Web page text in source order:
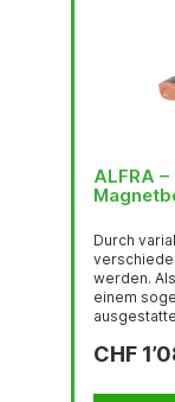
ALFRA
Durch
werden.
einem
schon ab 3
CHF